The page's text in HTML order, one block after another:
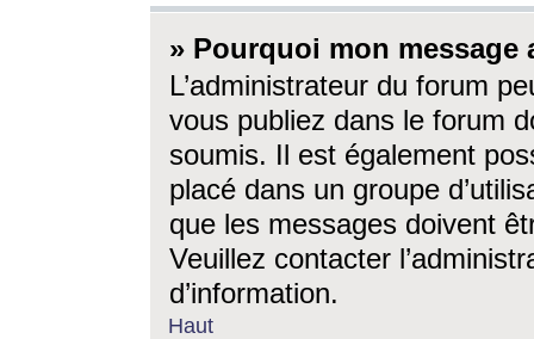
» Pourquoi mon message
L’administrateur du forum
vous publiez dans le forum
soumis. Il est également
placé dans un groupe
que les messages doivent
Veuillez contacter
d’information.
Haut